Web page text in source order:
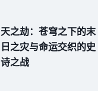
天之劫：苍穹之下的末
日之灾与命运交织的史
诗之战